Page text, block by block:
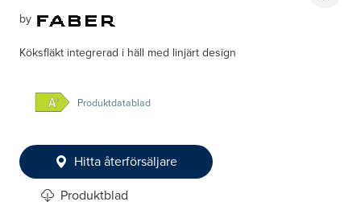
by
Köksfläkt integrerad i häll med linjärt design
Produktdatablad
Hitta återförsäljare
Produktblad